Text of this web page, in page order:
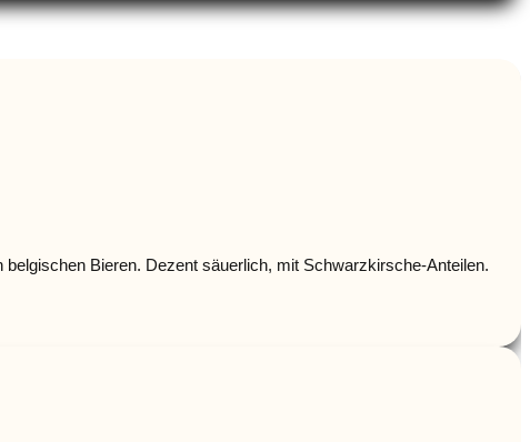
Bieren. Dezent säuerlich, mit Schwarzkirsche-Anteilen.